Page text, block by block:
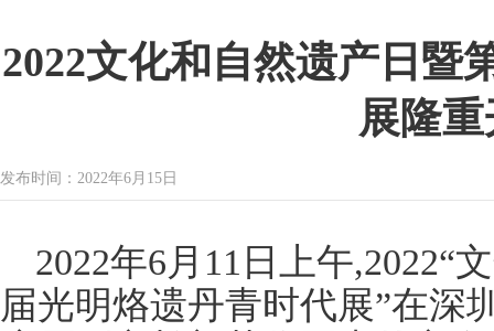
2022文化和自然遗产日暨
展隆
发布时间：2022年6月15日
2022年6月11日上午,2022“
届光明烙遗丹青时代展”在深